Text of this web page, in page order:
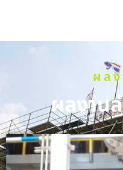
ผล
ผลงาน